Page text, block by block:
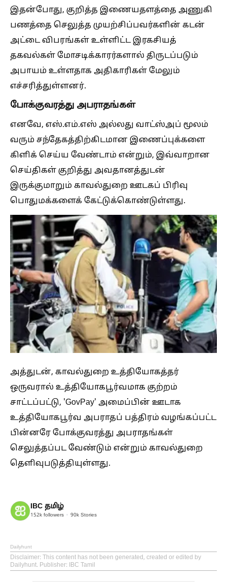
இதன்போது, குறித்த இணையதளத்தை அணுகி
பணத்தை செலுத்த முயற்சிப்பவர்களின் கடன்
அட்டை விபரங்கள் உள்ளிட்ட இரகசியத்
தகவல்கள் மோசடிக்காரர்களால் திருடப்படும்
அபாயம் உள்ளதாக அதிகாரிகள் மேலும்
எச்சரித்துள்ளனர்.
போக்குவரத்து அபராதங்கள்
எனவே, எஸ்.எம்.எஸ் அல்லது வாட்ஸ்அப் மூலம்
வரும் சந்தேகத்திற்கிடமான இணைப்புக்களை
கிளிக் செய்ய வேண்டாம் என்றும், இவ்வாறான
செய்திகள் குறித்து அவதானத்துடன்
இருக்குமாறும் காவல்துறை ஊடகப் பிரிவு
பொதுமக்களைக் கேட்டுக்கொண்டுள்ளது.
அத்துடன், காவல்துறை உத்தியோகத்தர்
ஒருவரால் உத்தியோகபூர்வமாக குற்றம்
சாட்டப்பட்டு, 'GovPay' அமைப்பின் ஊடாக
உத்தியோகபூர்வ அபராதப் பத்திரம் வழங்கப்பட்ட
பின்னரே போக்குவரத்து அபராதங்கள்
செலுத்தப்பட வேண்டும் என்றும் காவல்துறை
தெளிவுபடுத்தியுள்ளது.
IBC தமிழ்
152k followers 90k Stories
Dailyhunt
Disclaimer: This content has not been generated, created or edited by
Dailyhunt. Publisher: IBC Tamil